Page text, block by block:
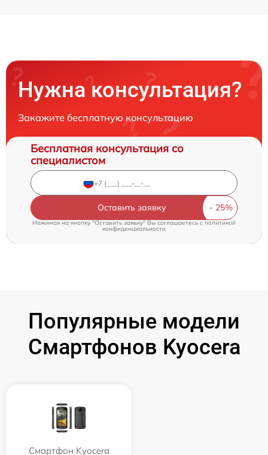
Нужна консультация?
Закажите бесплатную консультацию
Бесплатная консультация со
специалистом
Оставить заявку
Нажимая на кнопку "Оставить заявку" Вы соглашаетесь c политикой
конфиденциальности
Популярные модели
Смартфонов Kyocera
Смартфон Kyocera